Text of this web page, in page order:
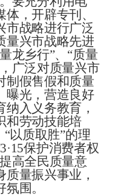
，开辟专刊、
市战略进行广泛
量兴市战略先进
龙乡行”、“质量
广泛对质量兴市
制假售假和质量
曝光，营造良好
纳入义务教育 ，
和劳动技能培
以质取胜”的理
3·15保护消费者权
高全民质量意
量振兴事业，
围。